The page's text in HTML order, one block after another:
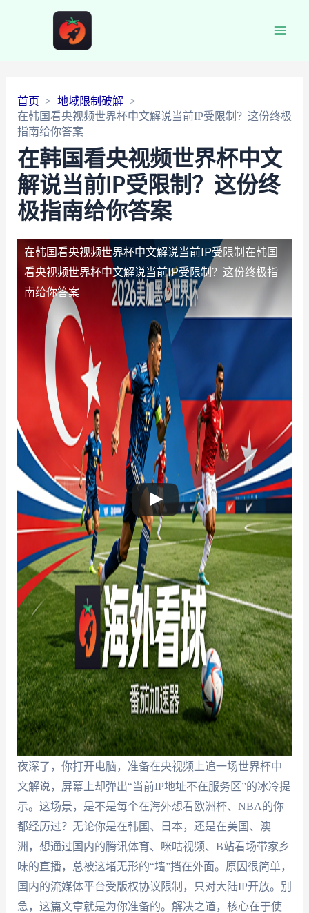
首页
地域限制破解
在韩国看央视频世界杯中文解说当前IP受限制？这份终极
指南给你答案
在韩国看央视频世界杯中文
解说当前IP受限制？这份终
极指南给你答案
在韩国看央视频世界杯中文解说当前IP受限制 在韩国
看央视频世界杯中文解说当前IP受限制？这份终极指
南给你答案
夜深了，你打开电脑，准备在央视频上追一场世界杯中
文解说，屏幕上却弹出“当前IP地址不在服务区”的冰冷提
示。这场景，是不是每个在海外想看欧洲杯、NBA的你
都经历过？无论你是在韩国、日本，还是在美国、澳
洲，想通过国内的腾讯体育、咪咕视频、B站看场带家乡
味的直播，总被这堵无形的“墙”挡在外面。原因很简单，
国内的流媒体平台受版权协议限制，只对大陆IP开放。别
急，这篇文章就是为你准备的。解决之道，核心在于使